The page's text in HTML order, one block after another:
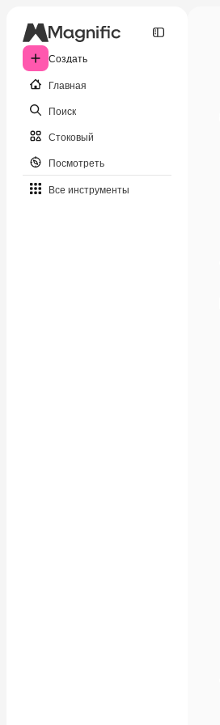
Создать
Главная
Поиск
Стоковый
Посмотреть
Все инструменты